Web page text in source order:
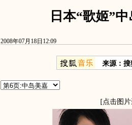
日本“歌姬”
2008年07月18日12:09
来源：
[点击图